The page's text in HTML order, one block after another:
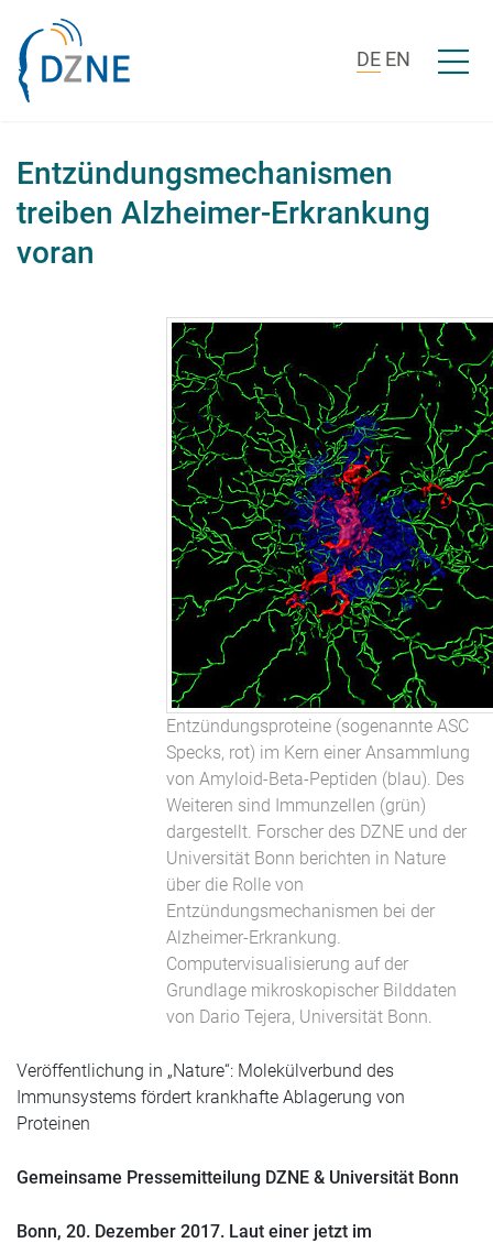
DE EN Menü
Entzündungsmechanismen
treiben Alzheimer-Erkrankung
voran
Entzündungsproteine (sogenannte ASC
Specks, rot) im Kern einer Ansammlung
von Amyloid-Beta-Peptiden (blau). Des
Weiteren sind Immunzellen (grün)
dargestellt. Forscher des DZNE und der
Universität Bonn berichten in Nature
über die Rolle von
Entzündungsmechanismen bei der
Alzheimer-Erkrankung.
Computervisualisierung auf der
Grundlage mikroskopischer Bilddaten
von Dario Tejera, Universität Bonn.
Veröffentlichung in „Nature“: Molekülverbund des
Immunsystems fördert krankhafte Ablagerung von
Proteinen
Gemeinsame Pressemitteilung DZNE & Universität Bonn
Bonn, 20. Dezember 2017. Laut einer jetzt im